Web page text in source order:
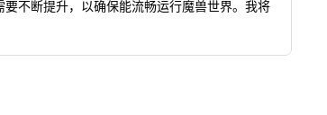
不断提升，以确保能流畅运行魔兽世界。我将